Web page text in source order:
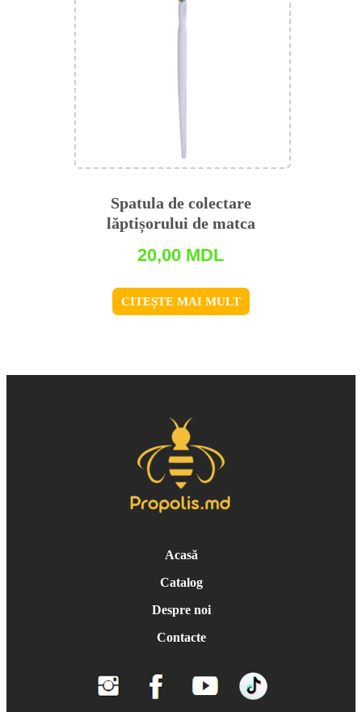
Spatula de colectare
lăptișorului de matca
20,00 MDL
CITEȘTE MAI MULT
Acasă
Catalog
Despre noi
Contacte